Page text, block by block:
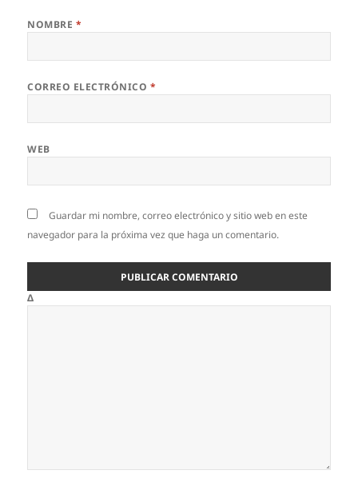
NOMBRE *
CORREO ELECTRÓNICO *
WEB
Guardar mi nombre, correo electrónico y sitio web en este
navegador para la próxima vez que haga un comentario.
Δ